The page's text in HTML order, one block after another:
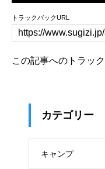
トラックバックURL
この記事へのトラッ
カテゴリー
キャンプ